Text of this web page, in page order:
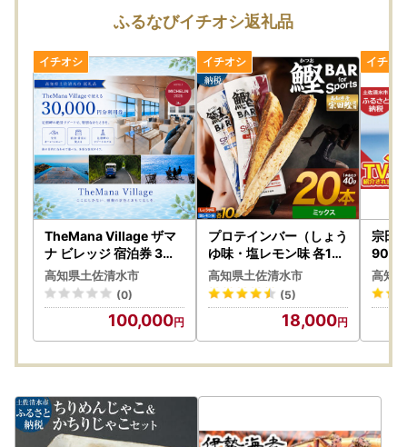
請を行うことができます。
ご寄附時にワンストップ申請（寄附金税額控除に係る申告特
例申請）を希望された場合、後日寄附金受領証明書に申請方
法やアクセスに必要なQRコード等詳細を記載した書類を同
封してお送りいたします。
IAMの詳細は以下よりご確認ください。（外部サイトへ遷移
します。）
こちらをタップしてください。
また申請期限は書類郵送による申請と変わらず、毎年1月10
日必着です。
【SNSを活用しています】
『Instagram 』と 『facebook』を通して、本市の最新ふる
さと納税情報をお届けしております。
皆様の『いいね！』や『シェア』、『感想のご投稿』などお
ふるなびイチオシ返礼品
TheMana Village ザマ
ナ ビレッジ 宿泊券 3万
円分 ミシュラン あしず
り温泉郷 ホテル 旅行券
トラベル チケット 家族
旅行 新婚旅行 記念日 観
光 宿泊 自然 旅館 リゾー
高知県土佐清水市
(0)
100,000
プロテインバー（しょう
ゆ味・塩レモン味 各10
本）プロテイン カツオ
【鰹BAR for Sports】
【R01481】
高知県土佐清水市
(5)
18,000
宗田
んじ
高知